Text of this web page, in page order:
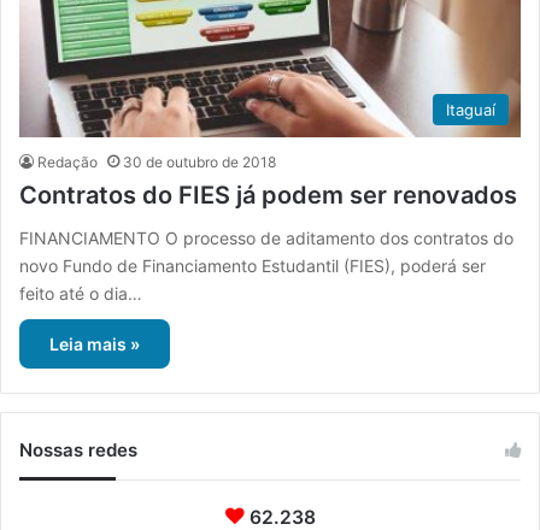
Itaguaí
Redação 30 de outubro de 2018
Contratos do FIES já podem ser renovados
FINANCIAMENTO O processo de aditamento dos contratos do
novo Fundo de Financiamento Estudantil (FIES), poderá ser
feito até o dia…
Leia mais »
Nossas redes
62.238